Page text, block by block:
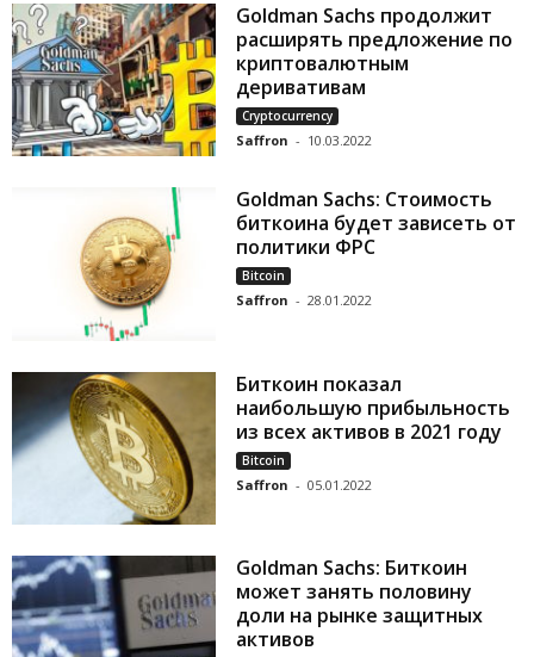
Goldman Sachs продолжит
расширять предложение по
криптовалютным
деривативам
Cryptocurrency
Saffron - 10.03.2022
Goldman Sachs: Стоимость
биткоина будет зависеть от
политики ФРС
Bitcoin
Saffron - 28.01.2022
Биткоин показал
наибольшую прибыльность
из всех активов в 2021 году
Bitcoin
Saffron - 05.01.2022
Goldman Sachs: Биткоин
может занять половину
доли на рынке защитных
активов